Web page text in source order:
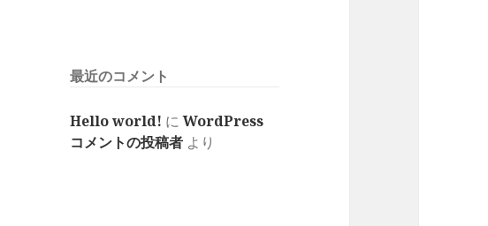
最近のコメント
Hello world! にWordPress
コメントの投稿者 より